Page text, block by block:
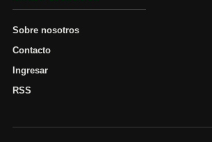
Sobre nosotros
Contacto
Ingresar
RSS